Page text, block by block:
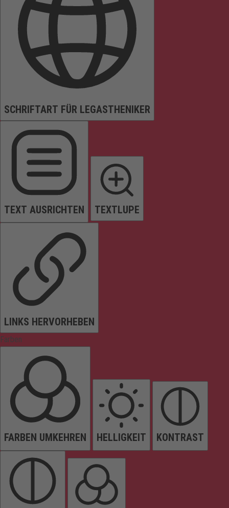
SCHRIFTART FÜR LEGASTHENIKER
TEXT AUSRICHTEN TEXTLUPE
LINKS HERVORHEBEN
Farben
FARBEN UMKEHREN HELLIGKEIT KONTRAST